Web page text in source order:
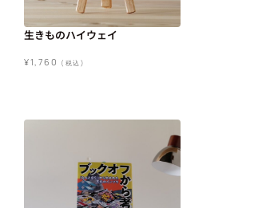
生きものハイウェイ
¥1,760 (税込)